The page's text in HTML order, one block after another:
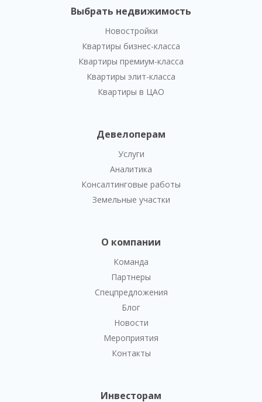
Выбрать недвижимость
Новостройки
Квартиры бизнес-класса
Квартиры премиум-класса
Квартиры элит-класса
Квартиры в ЦАО
Девелоперам
Услуги
Аналитика
Консалтинговые работы
Земельные участки
О компании
Команда
Партнеры
Спецпредложения
Блог
Новости
Мероприятия
Контакты
Инвесторам